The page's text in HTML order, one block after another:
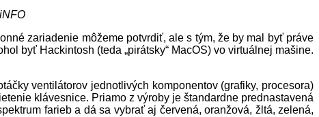
zariadenie môžeme potvrdiť, ale s tým, že by mal byť práve
byť Hackintosh (teda „pirátsky“ MacOS) vo virtuálnej mašine.
ventilátorov jednotlivých komponentov (grafiky, procesora)
klávesnice. Priamo z výroby je štandardne prednastavená
farieb a dá sa vybrať aj červená, oranžová, žltá, zelená,